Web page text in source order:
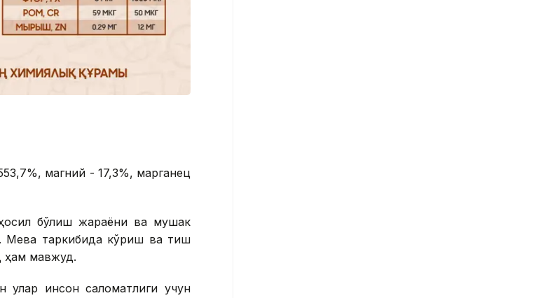
магний - 17,3%, марганец
бўлиш жараёни ва мушак
Мева таркибида кўриш ва тиш
ҳам мавжуд.
улар инсон саломатлиги учун